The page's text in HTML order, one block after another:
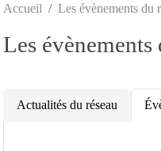
Accueil Les évènements du
Les évènements
Actualités du réseau